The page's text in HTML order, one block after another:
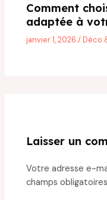
Comment
adaptée à
janvier 1, 2026/Déco
Laisser un
Votre adresse e-
champs